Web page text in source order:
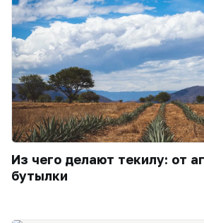
Из чего делают текилу: от
бутылки